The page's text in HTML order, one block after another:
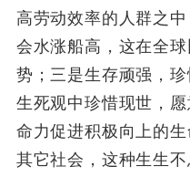
高劳动效率的人群之
会水涨船高，这在全
势；三是生存顽强，
生死观中珍惜现世，
命力促进积极向上的
其它社会，这种生生